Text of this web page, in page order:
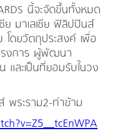
นี้จะจัดขึ้นทั้งหมด
ย มาเลเซีย ฟิลิปปินส์
โดยวัตถุประสงค์ เพื่อ
รงการ ผู้พัฒนา
และเป็นที่ยอมรับในวง
พระราม2-ท่าข้าม